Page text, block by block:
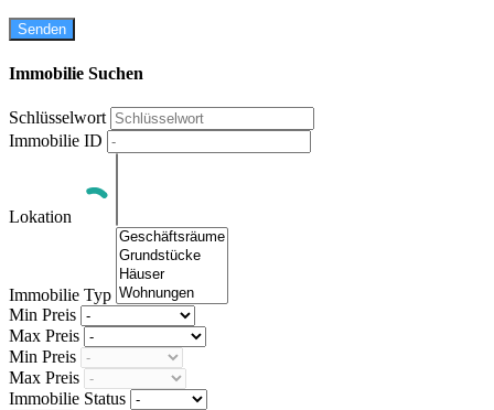
Senden
Immobilie Suchen
Schlüsselwort
Immobilie ID
Lokation
Immobilie Typ
Min Preis
Max Preis
Min Preis
Max Preis
Immobilie Status